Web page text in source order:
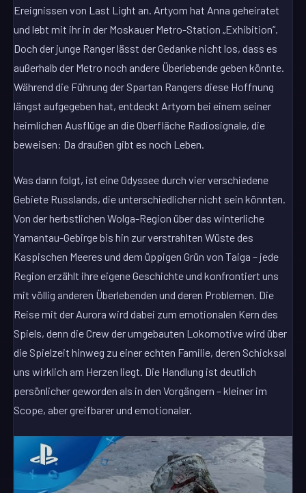
Ereignissen von Last Light an. Artyom hat Anna geheiratet
und lebt mit ihr in der Moskauer Metro-Station „Exhibition“.
Doch der junge Ranger lässt der Gedanke nicht los, dass es
außerhalb der Metro noch andere Überlebende geben könnte.
Während die Führung der Spartan Rangers diese Hoffnung
längst aufgegeben hat, entdeckt Artyom bei einem seiner
heimlichen Ausflüge an die Oberfläche Radiosignale, die
beweisen: Da draußen gibt es noch Leben.
Was dann folgt, ist eine Odyssee durch vier verschiedene
Gebiete Russlands, die unterschiedlicher nicht sein könnten.
Von der herbstlichen Wolga-Region über das winterliche
Yamantau-Gebirge bis hin zur verstrahlten Wüste des
Kaspischen Meeres und dem üppigen Grün von Taiga – jede
Region erzählt ihre eigene Geschichte und konfrontiert uns
mit völlig anderen Überlebenden und deren Problemen. Die
Reise mit der Aurora wird dabei zum emotionalen Kern des
Spiels, denn die Crew der umgebauten Lokomotive wird über
die Spielzeit hinweg zu einer echten Familie, deren Schicksal
uns wirklich am Herzen liegt. Die Handlung ist deutlich
persönlicher geworden als in den Vorgängern – kleiner im
Scope, aber greifbarer und emotionaler.